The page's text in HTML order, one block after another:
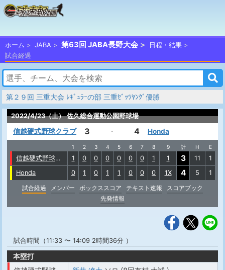
ホーム JABA 第63回 JABA長野大会
日程・結果
試合経過
第２９回 三重大会 ﾚｷﾞｭﾗｰの部 三重ｾﾞｯﾂﾔﾝｸﾞ優勝
2022/4/23（土） 佐久総合運動公園野球場
信越硬式野球クラブ 3 - 4 Honda
1 2 3 4 5 6 7 8 9 計 H E
信越硬式野球クラブ 1 0 0 0 0 0 0 1 1 3 11
1
Honda
0 1 0 1 1 0 0 0 1X 4 5
1
試合経過
メンバー ボックススコア テキスト速報
スコアブック
先発情報
試合時間（11:33 〜 14:09 2時間36分 ）
本塁打